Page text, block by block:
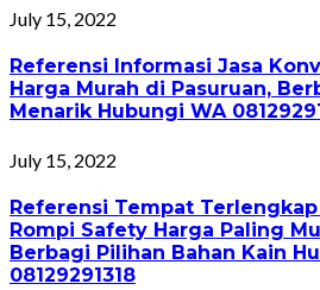
July 15, 2022
Referensi Informasi Jasa
Harga Murah di Pasuruan,
Menarik Hubungi WA
July 15, 2022
Referensi Tempat
Rompi Safety Harga Paling
Berbagi Pilihan Bahan Kain
08129291318